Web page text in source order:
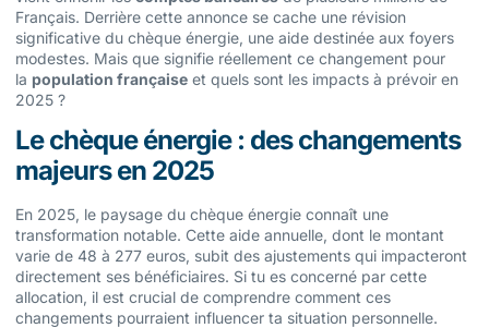
Français. Derrière cette annonce se cache une révision
significative du chèque énergie, une aide destinée aux foyers
modestes. Mais que signifie réellement ce changement pour
la population française et quels sont les impacts à prévoir en
2025 ?
Le chèque énergie : des changements
majeurs en 2025
En 2025, le paysage du chèque énergie connaît une
transformation notable. Cette aide annuelle, dont le montant
varie de 48 à 277 euros, subit des ajustements qui impacteront
directement ses bénéficiaires. Si tu es concerné par cette
allocation, il est crucial de comprendre comment ces
changements pourraient influencer ta situation personnelle.